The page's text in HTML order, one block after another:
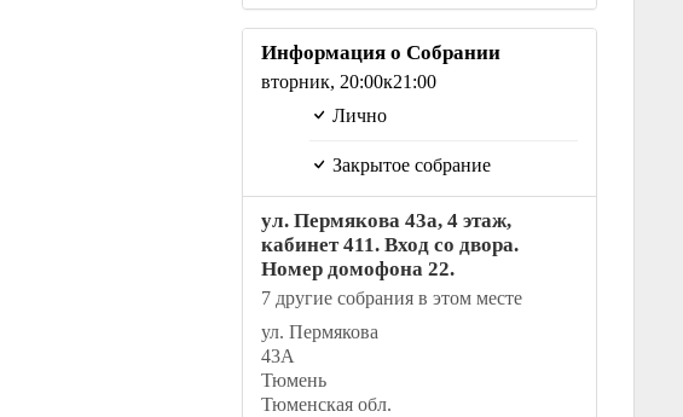
Информация о Собрании
вторник, 20:00к21:00
Лично
Закрытое собрание
ул. Пермякова 43а, 4 этаж,
кабинет 411. Вход со двора.
Номер домофона 22.
7 другие собрания в этом месте
ул. Пермякова
43А
Тюмень
Тюменская обл.